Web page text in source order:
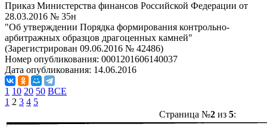
Приказ Министерства финансов Российской Федерации от
28.03.2016 № 35н
"Об утверждении Порядка формирования контрольно-
арбитражных образцов драгоценных камней"
(Зарегистрирован 09.06.2016 № 42486)
Номер опубликования: 0001201606140037
Дата опубликования: 14.06.2016
1 10 20 50 ВСЕ
1 2 3 4 5
Страница №2из 5: